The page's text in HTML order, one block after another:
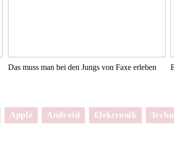
Das muss man bei den Jungs von Faxe erleben
Apple Android Elektronik